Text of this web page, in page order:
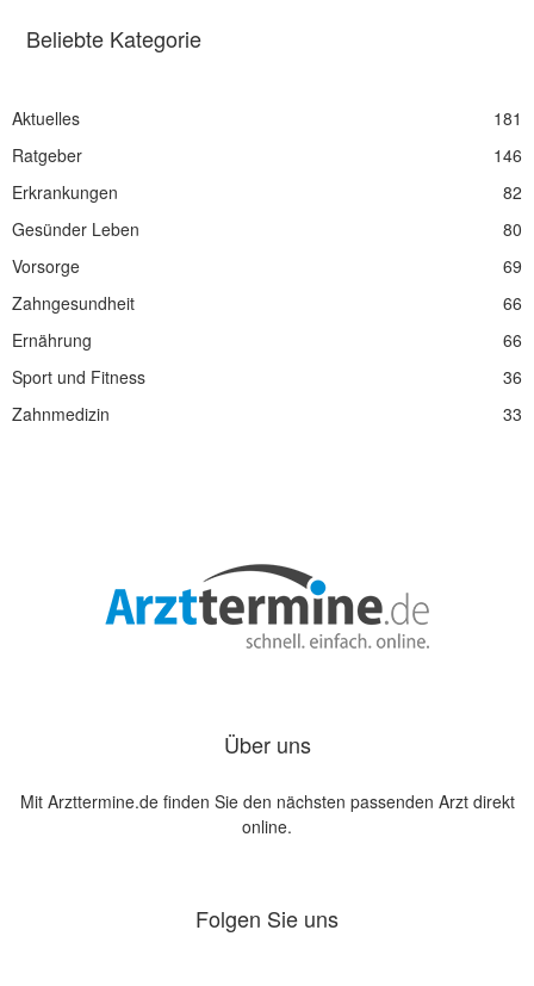
Beliebte Kategorie
Aktuelles
181
Ratgeber
146
Erkrankungen
82
Gesünder Leben
80
Vorsorge
69
Zahngesundheit
66
Ernährung
66
Sport und Fitness
36
Zahnmedizin
33
Über uns
Mit Arzttermine.de finden Sie den nächsten passenden Arzt direkt
online.
Folgen Sie uns